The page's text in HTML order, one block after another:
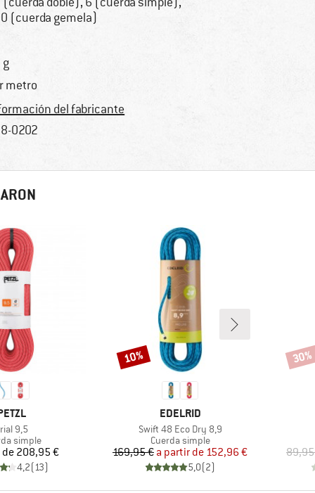
(cuerda gemela)
metro
del fabricante
0202
9,5
group
simple
Precio
208,95 €
4,2(13)
MARCA
EDELRID
Artículo
Swift 48 Eco Dry 8,9
Product group
Cuerda simple
Precio
169,95 € Precio reducido
a partir de 152,96 €
5,0(2)
Descuento
10% 30%